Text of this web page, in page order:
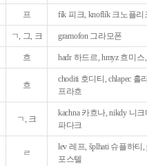
프 fík 피크, knoflík 크노플리
ㄱ, 그, 크 gramofon 그라모폰
흐 hadr 하드르, hmyz 흐미스
흐
choditi 호디티, chlapec 흘
프라흐
ㄱ, 크
kachna 카흐나, nikdy 니크
파다크
ㄹ
lev 레프, šplhati 슈플하티,
포스텔